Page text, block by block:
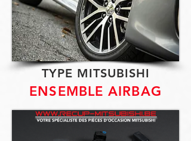
TYPE MITSUBISHI
ENSEMBLE AIRBAG